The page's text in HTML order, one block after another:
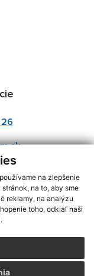
na zlepšenie
na to, aby sme
reklamy, na analýzu
toho, odkiaľ naši
26
s využitím RSS
stránok,web portál
registrácia domény